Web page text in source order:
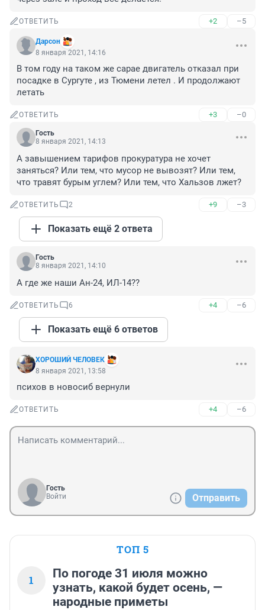
ОТВЕТИТЬ +2 –5
Дарсон
8 января 2021, 14:16
В том году на таком же сарае двигатель отказал при
посадке в Сургуте , из Тюмени летел . И продолжают
летать
ОТВЕТИТЬ +3 –0
Гость
8 января 2021, 14:13
А завышением тарифов прокуратура не хочет
заняться? Или тем, что мусор не вывозят? Или тем,
что травят бурым углем? Или тем, что Хальзов лжет?
ОТВЕТИТЬ 2 +9 –3
Показать ещё 2 ответа
Гость
8 января 2021, 14:10
А где же наши Ан-24, ИЛ-14??
ОТВЕТИТЬ 6 +4 –6
Показать ещё 6 ответов
ХОРОШИЙ ЧЕЛОВЕК
8 января 2021, 13:58
психов в новосиб вернули
ОТВЕТИТЬ +4 –6
Гость
Войти
Отправить
ТОП 5
1
По погоде 31 июля можно
узнать, какой будет осень, —
народные приметы